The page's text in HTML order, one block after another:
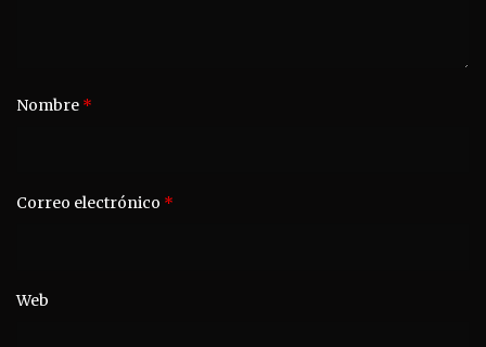
Nombre *
Correo electrónico *
Web